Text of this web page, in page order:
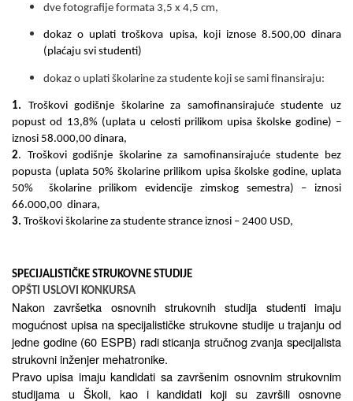
dve fotografije formata 3,5 x 4,5 cm,
dokaz o uplati troškova upisa, koji iznose 8.500,00 dinara
(plaćaju svi studenti)
dokaz o uplati školarine za studente koji se sami finansiraju:
1. Troškovi godišnje školarine za samofinansirajuće studente uz
popust od 13,8% (uplata u celosti prilikom upisa školske godine) –
iznosi 58.000,00 dinara,
2. Troškovi godišnje školarine za samofinansirajuće studente bez
popusta (uplata 50% školarine prilikom upisa školske godine, uplata
50% školarine prilikom evidencije zimskog semestra) – iznosi
66.000,00 dinara,
3. Troškovi školarine za studente strance iznosi – 2400 USD,
SPECIJALISTIČKE STRUKOVNE STUDIJE
OPŠTI USLOVI KONKURSA
Nakon završetka osnovnih strukovnih studija studenti imaju
mogućnost upisa na specijalističke strukovne studije u trajanju od
jedne godine (60 ESPB) radi sticanja stručnog zvanja specijalista
strukovni inženjer mehatronike.
Pravo upisa imaju kandidati sa završenim osnovnim strukovnim
studijama u Školi, kao i kandidati koji su završili osnovne